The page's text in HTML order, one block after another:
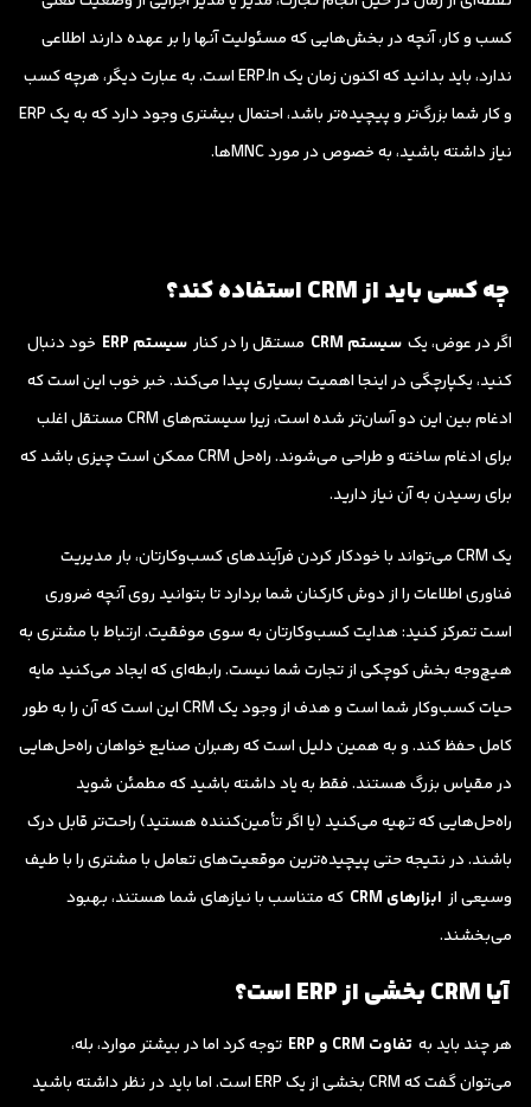
کسب و کار، آنچه در بخش‌هایی که مسئولیت آنها را بر عهده دارند اطلاعی
ندارد، باید بدانید که اکنون زمان یک ERP.In است. به عبارت دیگر، هرچه کسب
و کار شما بزرگ‌تر و پیچیده‌تر باشد، احتمال بیشتری وجود دارد که به یک ERP
نیاز داشته باشید، به خصوص در مورد MNCها.
چه کسی باید از CRM استفاده کند؟
اگر در عوض، یک سیستم CRM مستقل را در کنار سیستم ERP
خود دنبال
کنید، یکپارچگی در اینجا اهمیت بسیاری پیدا می‌کند. خبر خوب این است که
ادغام بین این دو آسان‌تر شده است، زیرا سیستم‌های CRM مستقل اغلب
برای ادغام ساخته و طراحی می‌شوند. راه‌حل CRM ممکن است چیزی باشد که
برای رسیدن به آن نیاز دارید.
یک CRM می‌تواند با خودکار کردن فرآیندهای کسب‌وکارتان، بار مدیریت
فناوری اطلاعات را از دوش کارکنان شما بردارد تا بتوانید روی آنچه ضروری
است تمرکز کنید: هدایت کسب‌وکارتان به سوی موفقیت. ارتباط با مشتری به
هیچ‌وجه بخش کوچکی از تجارت شما نیست. رابطه‌ای که ایجاد می‌کنید مایه
حیات کسب‌وکار شما است و هدف از وجود یک CRM این است که آن را به طور
کامل حفظ کند. و به همین دلیل است که رهبران صنایع خواهان راه‌حل‌هایی
در مقیاس بزرگ هستند. فقط به یاد داشته باشید که مطمئن شوید
راه‌حل‌هایی که تهیه می‌کنید (یا اگر تأمین‌کننده هستید) راحت‌تر قابل درک
باشند. در نتیجه حتی پیچیده‌ترین موقعیت‌های تعامل با مشتری را با طیف
وسیعی از ابزارهای CRM
که متناسب با نیازهای شما هستند، بهبود
می‌بخشند.
آیا CRM بخشی از ERP است؟
هر چند باید به تفاوت CRM و ERP
توجه کرد اما در بیشتر موارد، بله،
می‌توان گفت که CRM بخشی از یک ERP است. اما باید در نظر داشته باشید